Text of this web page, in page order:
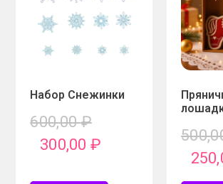
Набор Снежинки
600,00₽
300,00₽